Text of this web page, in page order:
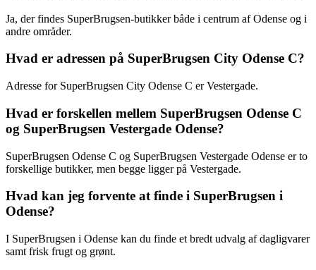
Ja, der findes SuperBrugsen-butikker både i centrum af Odense og i
andre områder.
Hvad er adressen på SuperBrugsen City Odense C?
Adresse for SuperBrugsen City Odense C er Vestergade.
Hvad er forskellen mellem SuperBrugsen Odense C
og SuperBrugsen Vestergade Odense?
SuperBrugsen Odense C og SuperBrugsen Vestergade Odense er to
forskellige butikker, men begge ligger på Vestergade.
Hvad kan jeg forvente at finde i SuperBrugsen i
Odense?
I SuperBrugsen i Odense kan du finde et bredt udvalg af dagligvarer
samt frisk frugt og grønt.